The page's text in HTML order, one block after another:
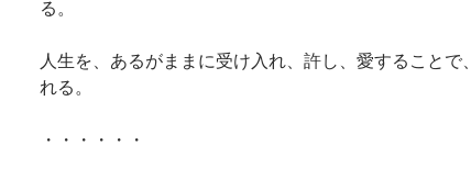
る。
人生を、あるがままに受け入れ、許し、愛することで
れる。
・・・・・・